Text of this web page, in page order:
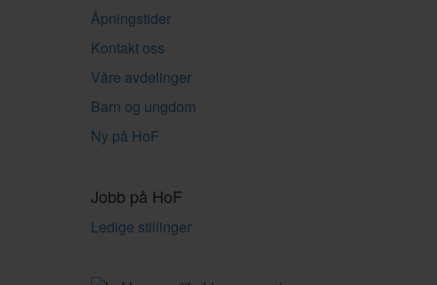
Åpningstider
Kontakt oss
Våre avdelinger
Barn og ungdom
Ny på HoF
Jobb på HoF
Ledige stillinger